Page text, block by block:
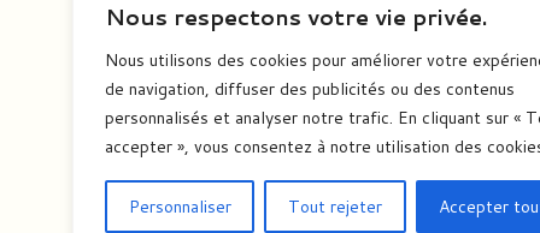
Nous respectons votre vie privée.
Nous utilisons des cookies pour améliorer votre
de navigation, diffuser des publicités ou des contenus
personnalisés et analyser notre trafic. En cliquant sur «
accepter », vous consentez à notre utilisation des
Personnaliser Tout rejeter Accepter